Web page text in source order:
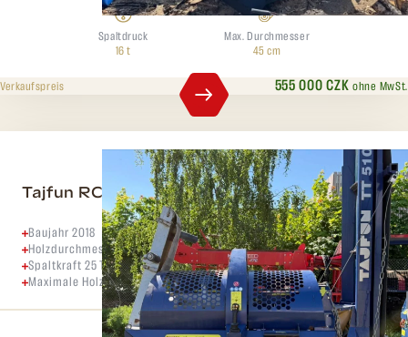
Spaltdruck
16 t
Max. Durchmesser
45 cm
555 000 CZK ohne MwSt.
Verkaufspreis
Tajfun RCA 480 Joy
Baujahr 2018
Holzdurchmesser bis zu 48 cm
Spaltkraft 25 Tonnen
Maximale Holzlänge 50 cm